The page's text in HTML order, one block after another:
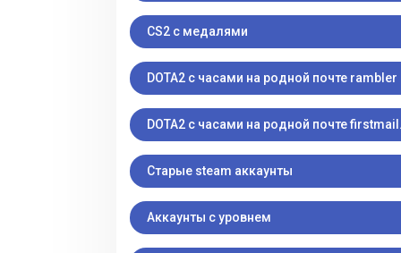
CS2 с медалями
DOTA2 с часами на родной почте rambler
DOTA2 с часами на родной почте
Старые steam аккаунты
Аккаунты с уровнем